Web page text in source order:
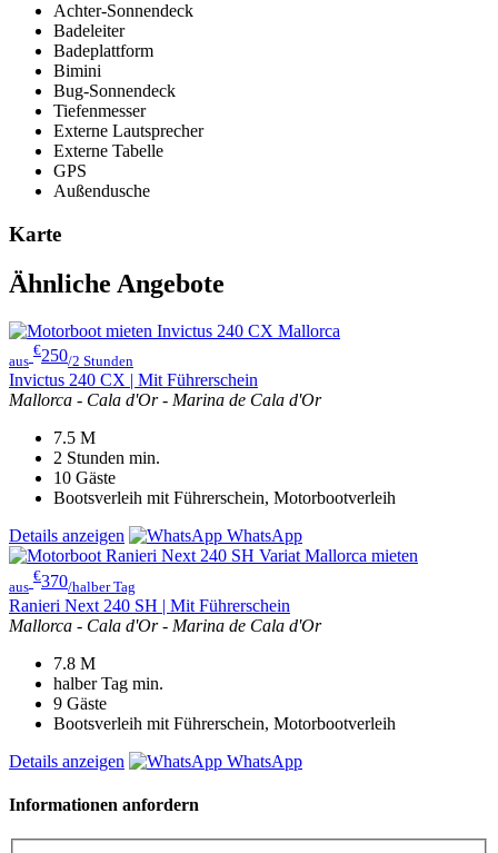
Achter-Sonnendeck
Badeleiter
Badeplattform
Bimini
Bug-Sonnendeck
Tiefenmesser
Externe Lautsprecher
Externe Tabelle
GPS
Außendusche
Karte
Ähnliche Angebote
aus
€250/2 Stunden
Invictus 240 CX | Mit Führerschein
Mallorca - Cala d'Or - Marina de Cala d'Or
7.5 M
2 Stunden min.
10 Gäste
Bootsverleih mit Führerschein, Motorbootverleih
Details anzeigen
WhatsApp
aus
€370/halber Tag
Ranieri Next 240 SH | Mit Führerschein
Mallorca - Cala d'Or - Marina de Cala d'Or
7.8 M
halber Tag min.
9 Gäste
Bootsverleih mit Führerschein, Motorbootverleih
Details anzeigen
WhatsApp
Informationen anfordern